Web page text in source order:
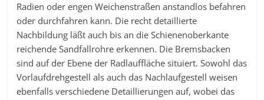
Radien oder engen Weichenstraßen anstandlos befahren
oder durchfahren kann. Die recht detaillierte
Nachbildung läßt auch bis an die Schienenoberkante
reichende Sandfallrohre erkennen. Die Bremsbacken
sind auf der Ebene der Radlauffläche situiert. Sowohl das
Vorlaufdrehgestell als auch das Nachlaufgestell weisen
ebenfalls verschiedene Detaillierungen auf, wobei das